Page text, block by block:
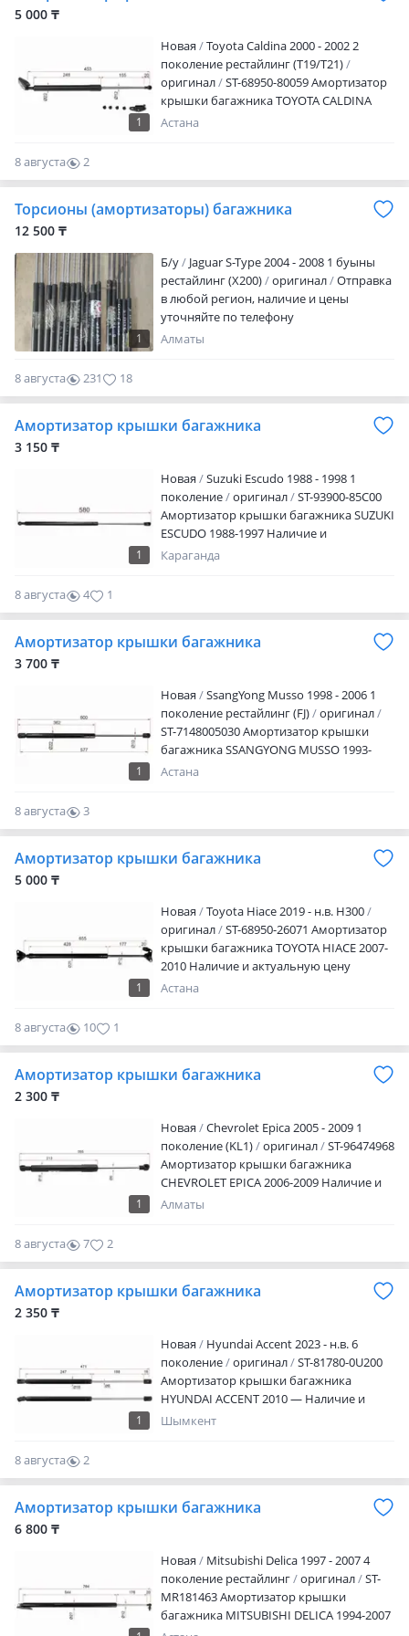
5 000 ₸
1
Новая
Toyota Caldina 2000 - 2002 2
поколение рестайлинг (T19/T21)
оригинал
ST-68950-80059 Амортизатор
крышки багажника TOYOTA CALDINA
1997-1999 Наличие и актуальную цену
Астана
8 августа
2
0
Торсионы (амортизаторы) багажника
12 500 ₸
1
Б/y
Jaguar S-Type 2004 - 2008 1 буыны
рестайлинг (X200)
оригинал
Отправка
в любой регион, наличие и цены
уточняйте по телефону
Алматы
8 августа 231 18
Амортизатор крышки багажника
3 150 ₸
1
Новая
Suzuki Escudo 1988 - 1998 1
поколение
оригинал
ST-93900-85C00
Амортизатор крышки багажника SUZUKI
ESCUDO 1988-1997 Наличие и
актуальную цену уточняйте у
Караганда
8 августа 4 1
Амортизатор крышки багажника
3 700 ₸
1
Новая
SsangYong Musso 1998 - 2006 1
поколение рестайлинг (FJ)
оригинал
ST-7148005030 Амортизатор крышки
багажника SSANGYONG MUSSO 1993-
1998 Наличие и актуальную цену
Астана
8 августа
3
0
Амортизатор крышки багажника
5 000 ₸
1
Новая
Toyota Hiace 2019 - н.в. H300
оригинал
ST-68950-26071 Амортизатор
крышки багажника TOYOTA HIACE 2007-
2010 Наличие и актуальную цену
уточняйте у менеджера
Астана
8 августа 10 1
Амортизатор крышки багажника
2 300 ₸
1
Новая
Chevrolet Epica 2005 - 2009 1
поколение (KL1)
оригинал
ST-96474968
Амортизатор крышки багажника
CHEVROLET EPICA 2006-2009 Наличие и
актуальную цену уточняйте у
Алматы
8 августа 7 2
Амортизатор крышки багажника
2 350 ₸
1
Новая
Hyundai Accent 2023 - н.в. 6
поколение
оригинал
ST-81780-0U200
Амортизатор крышки багажника
HYUNDAI ACCENT 2010 — Наличие и
актуальную цену уточняйте у
Шымкент
8 августа
2
0
Амортизатор крышки багажника
6 800 ₸
Новая
Mitsubishi Delica 1997 - 2007 4
поколение рестайлинг
оригинал
ST-
MR181463 Амортизатор крышки
багажника MITSUBISHI DELICA 1994-2007